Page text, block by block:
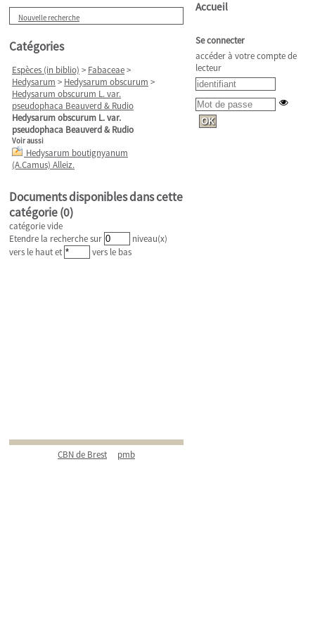
Nouvelle recherche
Catégories
Espèces (in biblio) > Fabaceae>
Hedysarum > Hedysarum obscurum >
Hedysarum obscurum L. var.
pseudophaca Beauverd & Rudio
Hedysarum obscurum L. var.
pseudophaca Beauverd & Rudio
Voir aussi
Hedysarum boutignyanum
(A.Camus) Alleiz.
Documents disponibles dans cette
catégorie (0)
catégorie vide
Etendre la recherche sur
niveau(x)
vers le haut et
vers le bas
CBN de Brest pmb
Accueil
Se connecter
accéder à votre compte de
lecteur